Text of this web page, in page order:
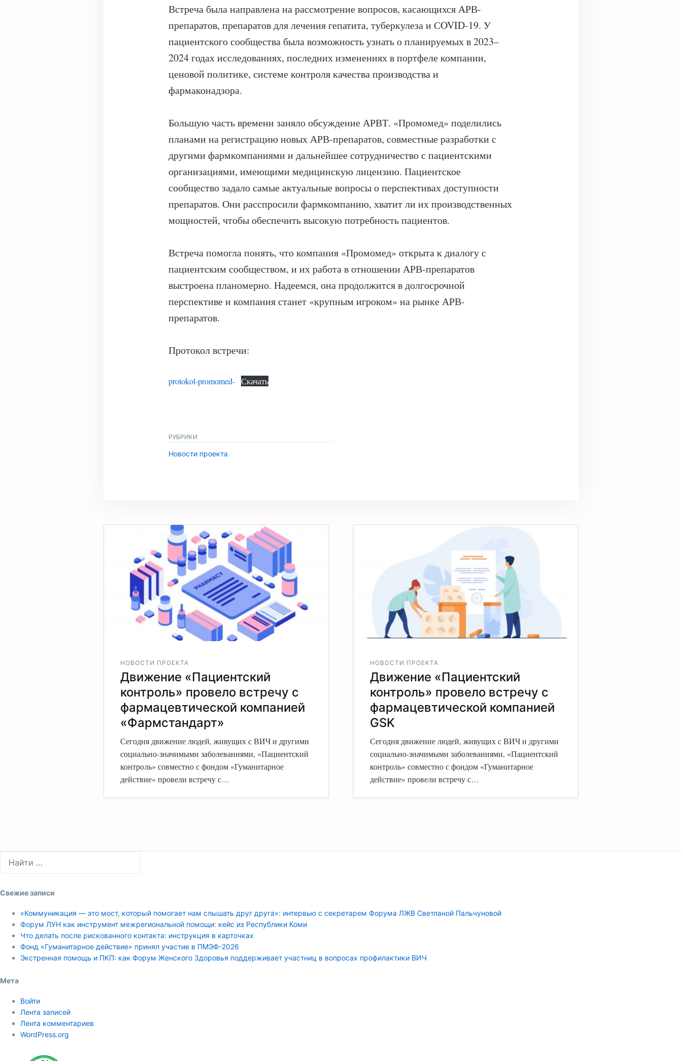
Встреча была направлена на рассмотрение вопросов, касающихся АРВ-
препаратов, препаратов для лечения гепатита, туберкулеза и СOVID-19. У
пациентского сообщества была возможность узнать о планируемых в 2023–
2024 годах исследованиях, последних изменениях в портфеле компании,
ценовой политике, системе контроля качества производства и
фармаконадзора.
Большую часть времени заняло обсуждение АРВТ. «Промомед» поделились
планами на регистрацию новых АРВ-препаратов, совместные разработки с
другими фармкомпаниями и дальнейшее сотрудничество с пациентскими
организациями, имеющими медицинскую лицензию. Пациентское
сообщество задало самые актуальные вопросы о перспективах доступности
препаратов. Они расспросили фармкомпанию, хватит ли их производственных
мощностей, чтобы обеспечить высокую потребность пациентов.
Встреча помогла понять, что компания «Промомед» открыта к диалогу с
пациентским сообществом, и их работа в отношении АРВ-препаратов
выстроена планомерно. Надеемся, она продолжится в долгосрочной
перспективе и компания станет «крупным игроком» на рынке АРВ-
препаратов.
Протокол встречи:
protokol-promomed- Скачать
РУБРИКИ
Новости проекта
НОВОСТИ ПРОЕКТА
Движение «Пациентский
контроль» провело встречу с
фармацевтической компанией
«Фармстандарт»
Сегодня движение людей, живущих с ВИЧ и другими
социально-значимыми заболеваниями, «Пациентский
контроль» совместно с фондом «Гуманитарное
действие» провели встречу с…
НОВОСТИ ПРОЕКТА
Движение «Пациентский
контроль» провело встречу с
фармацевтической компанией
GSK
Сегодня движение людей, живущих с ВИЧ и другими
социально-значимыми заболеваниями, «Пациентский
контроль» совместно с фондом «Гуманитарное
действие» провели встречу с…
Свежие записи
«Коммуникация — это мост, который помогает нам слышать друг друга»: интервью с секретарем Форума ЛЖВ Светланой Пальчуновой
Форум ЛУН как инструмент межрегиональной помощи: кейс из Республики Коми
Что делать после рискованного контакта: инструкция в карточках
Фонд «Гуманитарное действие» принял участие в ПМЭФ-2026
Экстренная помощь и ПКП: как Форум Женского Здоровья поддерживает участниц в вопросах профилактики ВИЧ
Мета
Войти
Лента записей
Лента комментариев
WordPress.org